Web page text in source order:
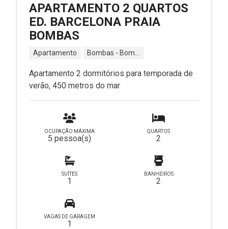
APARTAMENTO 2 QUARTOS
ED. BARCELONA PRAIA
BOMBAS
Apartamento Bombas - Bombinhas - SC
Apartamento 2 dormitórios para temporada de
verão, 450 metros do mar
OCUPAÇÃO MÁXIMA
5 pessoa(s)
QUARTOS
2
SUÍTES
1
BANHEIROS
2
VAGAS DE GARAGEM
1